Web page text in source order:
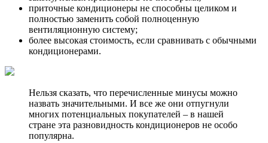
приточные кондиционеры не способны целиком и
полностью заменить собой полноценную
вентиляционную систему;
более высокая стоимость, если сравнивать с обычными
кондиционерами.
Нельзя сказать, что перечисленные минусы можно
назвать значительными. И все же они отпугнули
многих потенциальных покупателей – в нашей
стране эта разновидность кондиционеров не особо
популярна.